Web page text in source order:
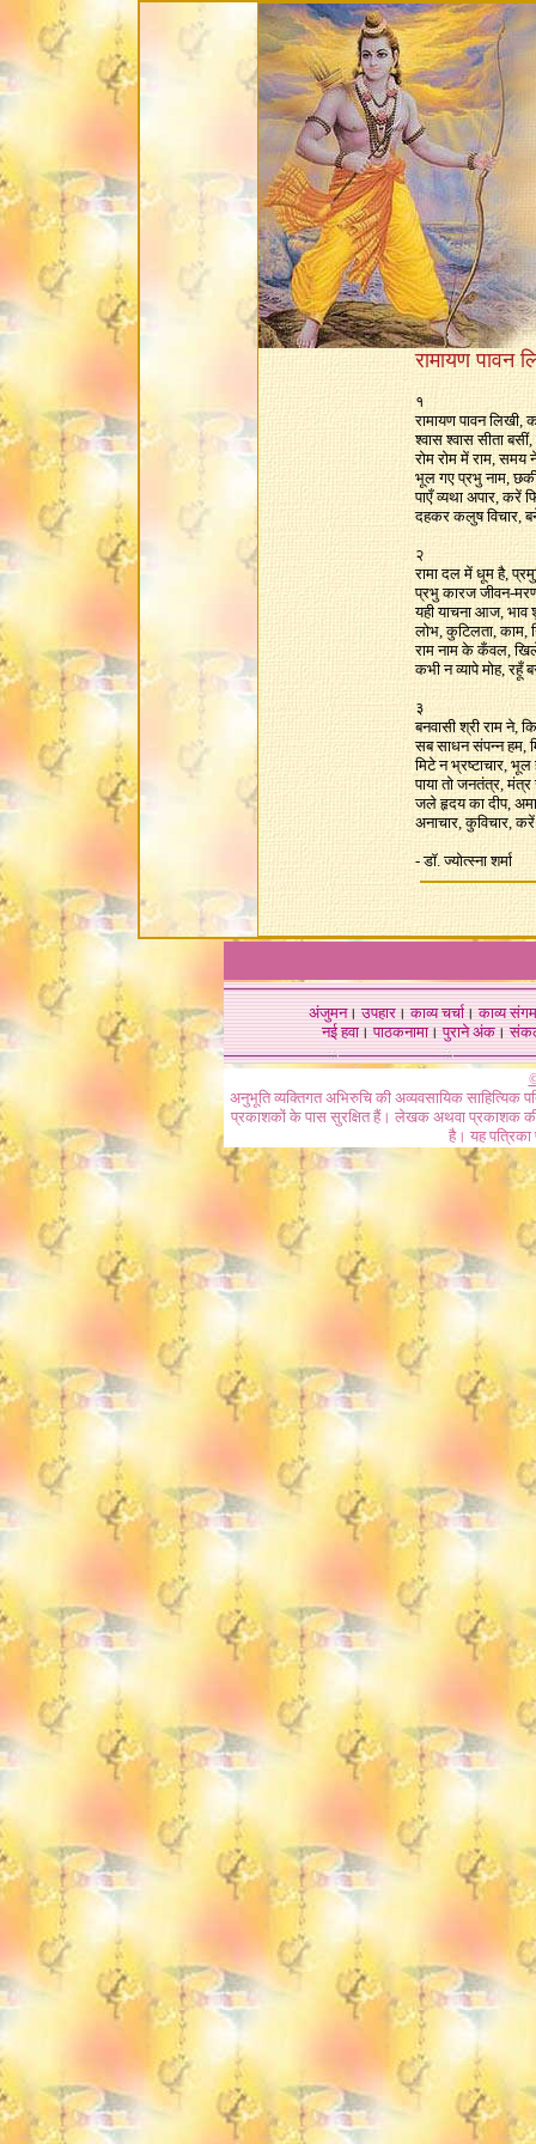
रामायण पावन
१
रामायण पावन
श्वास श्वास सीता
रोम रोम में राम, समय
भूल गए प्रभु नाम,
पाएँ व्यथा अपार, करें
दहकर कलुष विचार,
२
रामा दल में धूम है,
प्रभु कारज जीवन-
यही याचना आज, भाव
लोभ, कुटिलता, काम,
राम नाम के कँवल,
कभी न व्यापे मोह, रहूँ
३
बनवासी श्री राम ने,
सब साधन संपन्न हम,
मिटे न भ्रष्टाचार, भूल
पाया तो जनतंत्र, मंत्र
जले हृदय का दीप,
अनाचार, कुविचार,
-डॉ. ज्योत्स्ना शर्मा
अंजुमन।उपहार।काव्य चर्चा।काव्य संगम
नई हवा। पाठकनामा। पुराने अंक।
अनुभूति व्यक्तिगत अभिरुचि की अव्यवसायिक
प्रकाशकों के पास सुरक्षित हैं। लेखक अथवा प्रकाशक की
है। यह पत्रिका